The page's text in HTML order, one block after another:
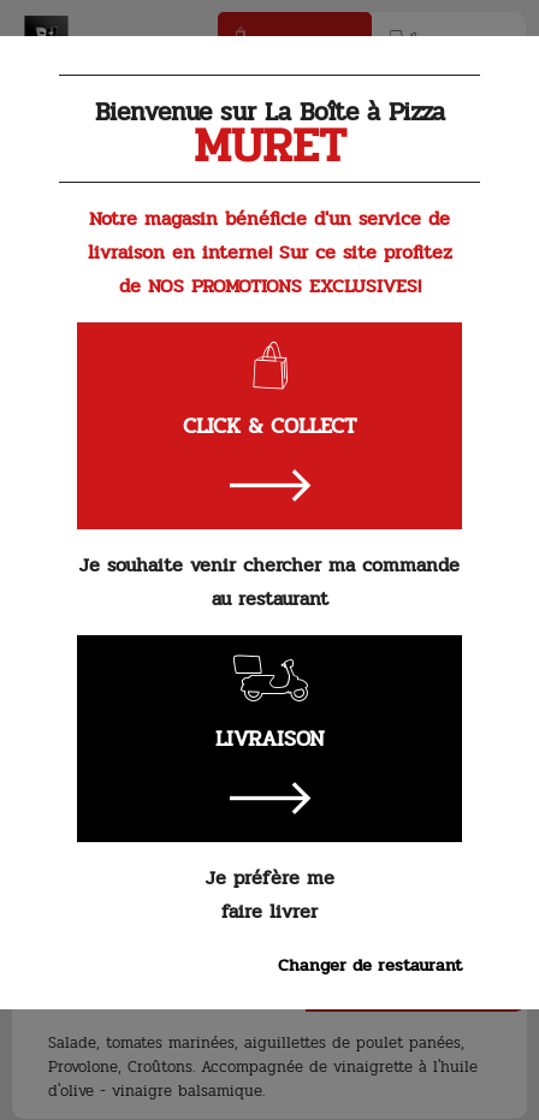
Click & Collect Livraison
Nos Salades
Salade, lamelles de poulet rôti, Provolone, croûtons, sauce
Caesar
À partir de
90 €
Salade Fermière
Salade, tomates marinées, aiguillettes de poulet panées,
Provolone, Croûtons. Accompagnée de vinaigrette à l'huile
d'olive - vinaigre balsamique.
Bienvenue sur La Boîte à Pizza
MURET
Notre magasin bénéficie d'un service de
livraison en interne! Sur ce site profitez
de NOS PROMOTIONS EXCLUSIVES!
CLICK & COLLECT
Je souhaite venir chercher ma commande
au restaurant
LIVRAISON
Je préfère me
faire livrer
Changer de restaurant